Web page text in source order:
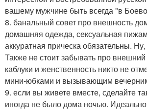
вашему мужчине быть всегда "в
8. банальный совет про внешность
домашняя одежда, сексуальная
аккуратная прическа обязательны.
Также не стоит забывать про
каблуки и женственность никто не
мини-юбками и вызывающим
9. если вы живете вместе, сделайте
иногда не было дома ночью.